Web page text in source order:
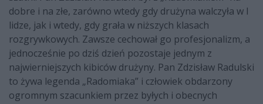
dobre i na złe, zarówno wtedy gdy drużyna walczyła w I
lidze, jak i wtedy, gdy grała w niższych klasach
rozgrywkowych. Zawsze cechował go profesjonalizm, a
jednocześnie po dziś dzień pozostaje jednym z
najwierniejszych kibiców drużyny. Pan Zdzisław Radulski
to żywa legenda „Radomiaka” i człowiek obdarzony
ogromnym szacunkiem przez byłych i obecnych